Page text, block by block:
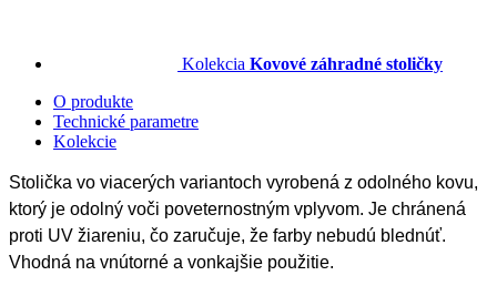
Kolekcia Kovové záhradné stoličky
O produkte
Technické parametre
Kolekcie
Stolička vo viacerých variantoch vyrobená z odolného kovu,
ktorý je odolný voči poveternostným vplyvom. Je chránená
proti UV žiareniu, čo zaručuje, že farby nebudú blednúť.
Vhodná na vnútorné a vonkajšie použitie.